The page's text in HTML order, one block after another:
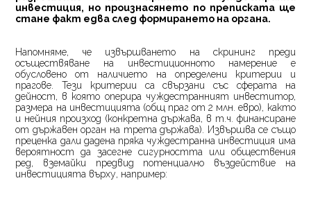
инвестиция, но произнасянето по преписката ще
стане факт едва след формирането на органа.
Напомняме, че извършването на скрининг преди
осъществяване на инвестиционното намерение е
обусловено от наличието на определени критерии и
прагове. Тези критерии са свързани със сферата на
дейност, в която оперира чуждестранният инвеститор,
размера на инвестицията (общ праг от 2 млн. евро), както
и нейния произход (конкретна държава, в т.ч. финансиране
от държавен орган на трета държава). Извършва се също
преценка дали дадена пряка чуждестранна инвестиция има
вероятност да засегне сигурността или обществения
ред, вземайки предвид потенциално въздействие на
инвестицията върху, например: